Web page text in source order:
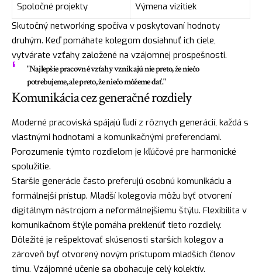
Spoločné projekty
Výmena vizitiek
Skutočný networking spočíva v poskytovaní hodnoty
druhým. Keď pomáhate kolegom dosiahnuť ich ciele,
vytvárate vzťahy založené na vzájomnej prospešnosti.
"Najlepšie pracovné vzťahy vznikajú nie preto, že niečo
potrebujeme, ale preto, že niečo môžeme dať."
Komunikácia cez generačné rozdiely
Moderné pracoviská spájajú ľudí z rôznych generácií, každá s
vlastnými hodnotami a komunikačnými preferenciami.
Porozumenie týmto rozdielom je kľúčové pre harmonické
spolužitie.
Staršie generácie často preferujú osobnú komunikáciu a
formálnejší prístup. Mladší kolegovia môžu byť otvorení
digitálnym nástrojom a neformálnejšiemu štýlu. Flexibilita v
komunikačnom štýle pomáha preklenúť tieto rozdiely.
Dôležité je rešpektovať skúsenosti starších kolegov a
zároveň byť otvorený novým prístupom mladších členov
tímu. Vzájomné učenie sa obohacuje celý kolektív.